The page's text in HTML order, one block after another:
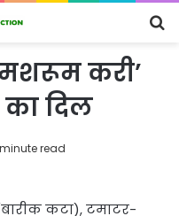
करी’
दिल
minute read
कटा), टमाटर-